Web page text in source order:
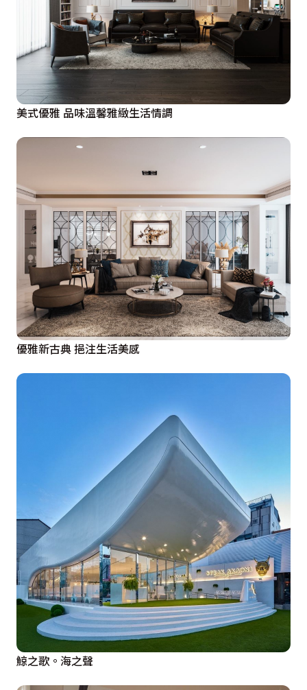
美式優雅 品味溫馨雅緻生活情調
優雅新古典 挹注生活美感
鯨之歌。海之聲